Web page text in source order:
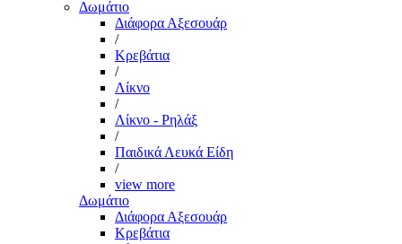
Δωμάτιο
Διάφορα Αξεσουάρ
/
Κρεβάτια
/
Λίκνο
/
Λίκνο - Ρηλάξ
/
Παιδικά Λευκά Είδη
/
view more
Δωμάτιο
Διάφορα Αξεσουάρ
Κρεβάτια